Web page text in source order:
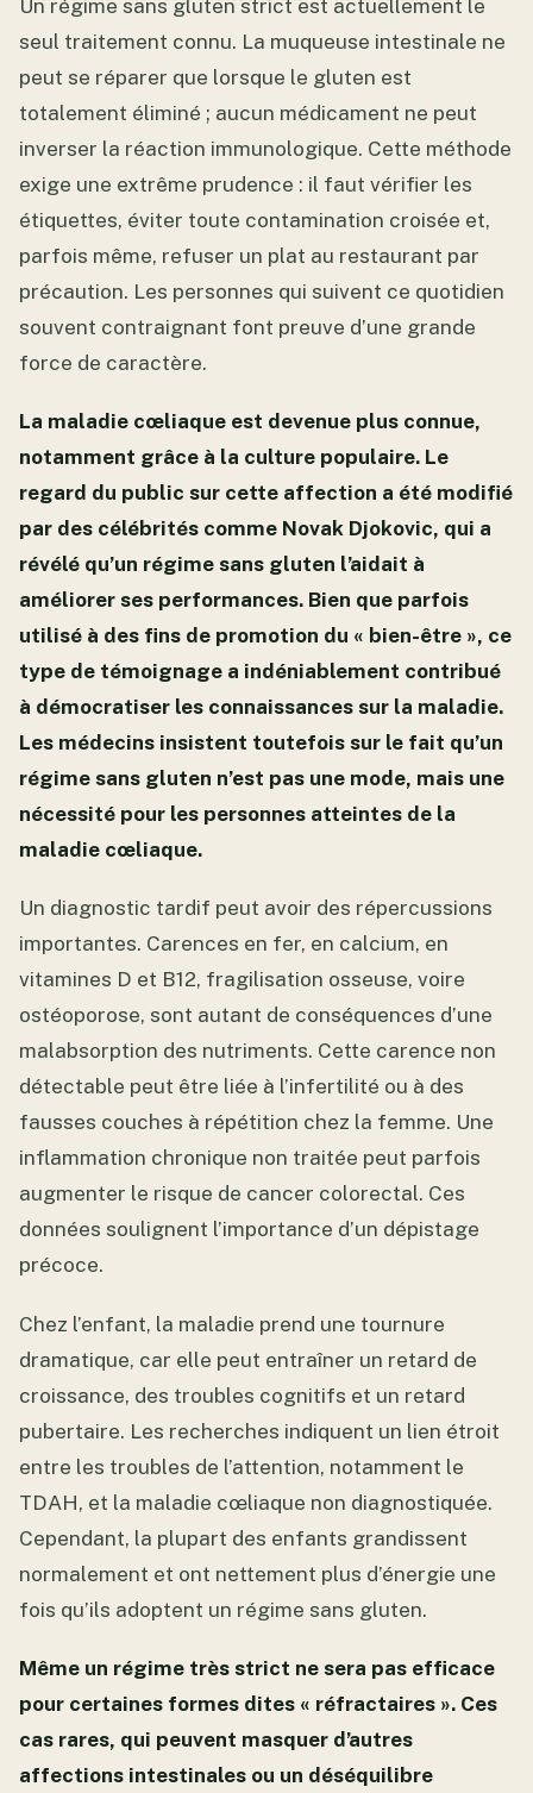
Un régime sans gluten strict est actuellement le
seul traitement connu. La muqueuse intestinale ne
peut se réparer que lorsque le gluten est
totalement éliminé ; aucun médicament ne peut
inverser la réaction immunologique. Cette méthode
exige une extrême prudence : il faut vérifier les
étiquettes, éviter toute contamination croisée et,
parfois même, refuser un plat au restaurant par
précaution. Les personnes qui suivent ce quotidien
souvent contraignant font preuve d’une grande
force de caractère.
La maladie cœliaque est devenue plus connue,
notamment grâce à la culture populaire. Le
regard du public sur cette affection a été modifié
par des célébrités comme Novak Djokovic, qui a
révélé qu’un régime sans gluten l’aidait à
améliorer ses performances. Bien que parfois
utilisé à des fins de promotion du « bien-être », ce
type de témoignage a indéniablement contribué
à démocratiser les connaissances sur la maladie.
Les médecins insistent toutefois sur le fait qu’un
régime sans gluten n’est pas une mode, mais une
nécessité pour les personnes atteintes de la
maladie cœliaque.
Un diagnostic tardif peut avoir des répercussions
importantes. Carences en fer, en calcium, en
vitamines D et B12, fragilisation osseuse, voire
ostéoporose, sont autant de conséquences d’une
malabsorption des nutriments. Cette carence non
détectable peut être liée à l’infertilité ou à des
fausses couches à répétition chez la femme. Une
inflammation chronique non traitée peut parfois
augmenter le risque de cancer colorectal. Ces
données soulignent l’importance d’un dépistage
précoce.
Chez l’enfant, la maladie prend une tournure
dramatique, car elle peut entraîner un retard de
croissance, des troubles cognitifs et un retard
pubertaire. Les recherches indiquent un lien étroit
entre les troubles de l’attention, notamment le
TDAH, et la maladie cœliaque non diagnostiquée.
Cependant, la plupart des enfants grandissent
normalement et ont nettement plus d’énergie une
fois qu’ils adoptent un régime sans gluten.
Même un régime très strict ne sera pas efficace
pour certaines formes dites « réfractaires ». Ces
cas rares, qui peuvent masquer d’autres
affections intestinales ou un déséquilibre